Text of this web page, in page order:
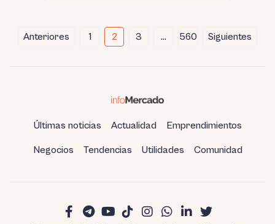
Paginación
Anteriores 1 2 3 … 560 Siguientes
Últimas noticias Actualidad Emprendimientos
Negocios Tendencias Utilidades Comunidad